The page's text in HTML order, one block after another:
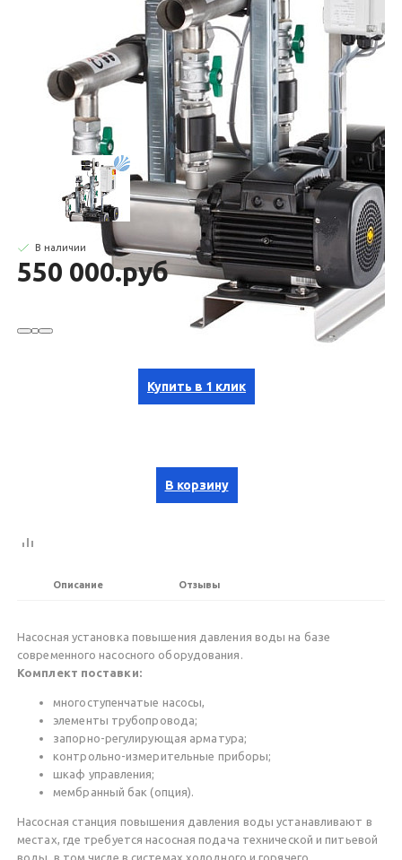
В наличии
550 000.руб
Купить в 1 клик
В корзину
Описание Отзывы
Насосная установка повышения давления воды на базе
современного насосного оборудования.
Комплект поставки:
многоступенчатые насосы,
элементы трубопровода;
запорно-регулирующая арматура;
контрольно-измерительные приборы;
шкаф управления;
мембранный бак (опция).
Насосная станция повышения давления воды устанавливают в
местах, где требуется насосная подача технической и питьевой
воды, в том числе в системах холодного и горячего